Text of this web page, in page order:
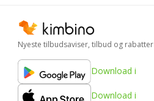
Nyeste tilbudsaviser, tilbud og rabatter
Download i
Download i